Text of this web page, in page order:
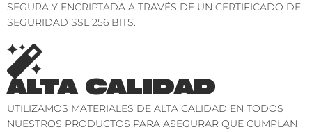
SEGURA Y ENCRIPTADA A TRAVÉS DE UN CERTIFICADO DE
SEGURIDAD SSL 256 BITS.
ALTA CALIDAD
UTILIZAMOS MATERIALES DE ALTA CALIDAD EN TODOS
NUESTROS PRODUCTOS PARA ASEGURAR QUE CUMPLAN